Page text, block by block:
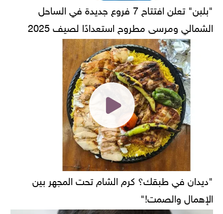
"بلبن" تعلن افتتاح 7 فروع جديدة في الساحل
الشمالي ومرسى مطروح استعدادًا لصيف 2025
"ديدان في طبقك؟ كرم الشام تحت المجهر بين
الإهمال والصمت!"